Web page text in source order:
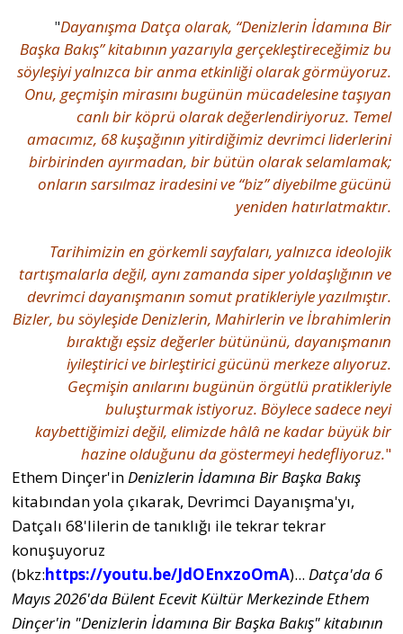
"Dayanışma Datça olarak, “Denizlerin İdamına Bir
Başka Bakış” kitabının yazarıyla gerçekleştireceğimiz bu
söyleşiyi yalnızca bir anma etkinliği olarak görmüyoruz.
Onu, geçmişin mirasını bugünün mücadelesine taşıyan
canlı bir köprü olarak değerlendiriyoruz. Temel
amacımız, 68 kuşağının yitirdiğimiz devrimci liderlerini
birbirinden ayırmadan, bir bütün olarak selamlamak;
onların sarsılmaz iradesini ve “biz” diyebilme gücünü
yeniden hatırlatmaktır.
Tarihimizin en görkemli sayfaları, yalnızca ideolojik
tartışmalarla değil, aynı zamanda siper yoldaşlığının ve
devrimci dayanışmanın somut pratikleriyle yazılmıştır.
Bizler, bu söyleşide Denizlerin, Mahirlerin ve İbrahimlerin
bıraktığı eşsiz değerler bütününü, dayanışmanın
iyileştirici ve birleştirici gücünü merkeze alıyoruz.
Geçmişin anılarını bugünün örgütlü pratikleriyle
buluşturmak istiyoruz. Böylece sadece neyi
kaybettiğimizi değil, elimizde hâlâ ne kadar büyük bir
hazine olduğunu da göstermeyi hedefliyoruz."
Ethem Dinçer'inDenizlerin İdamına Bir Başka Bakış
kitabından yola çıkarak, Devrimci Dayanışma'yı,
Datçalı 68'lilerin de tanıklığı ile tekrar tekrar
konuşuyoruz
(bkz:https://youtu.be/JdOEnxzoOmA)... Datça'da 6
Mayıs 2026'da Bülent Ecevit Kültür Merkezinde Ethem
Dinçer'in "Denizlerin İdamına Bir Başka Bakış" kitabının